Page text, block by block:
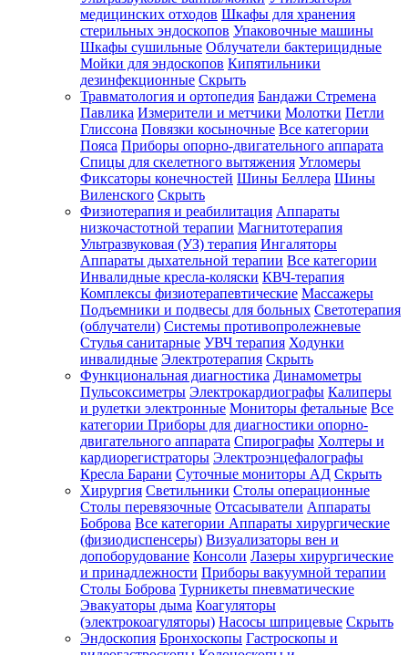
медицинских отходов Шкафы для хранения
стерильных эндоскопов Упаковочные машины
Шкафы сушильные Облучатели бактерицидные
Мойки для эндоскопов Кипятильники
дезинфекционные Скрыть
Травматология и ортопедия Бандажи Стремена
Павлика Измерители и метчики Молотки Петли
Глиссона Повязки косыночные Все категории
Пояса Приборы опорно-двигательного аппарата
Спицы для скелетного вытяжения Угломеры
Фиксаторы конечностей Шины Беллера Шины
Виленского Скрыть
Физиотерапия и реабилитация Аппараты
низкочастотной терапии Магнитотерапия
Ультразвуковая (УЗ) терапия Ингаляторы
Аппараты дыхательной терапии Все категории
Инвалидные кресла-коляски КВЧ-терапия
Комплексы физиотерапевтические Массажеры
Подъемники и подвесы для больных Светотерапия
(облучатели) Системы противопролежневые
Стулья санитарные УВЧ терапия Ходунки
инвалидные Электротерапия Скрыть
Функциональная диагностика Динамометры
Пульсоксиметры Электрокардиографы Калиперы
и рулетки электронные Мониторы фетальные Все
категории Приборы для диагностики опорно-
двигательного аппарата Спирографы Холтеры и
кардиорегистраторы Электроэнцефалографы
Кресла Барани Суточные мониторы АД Скрыть
Хирургия Светильники Столы операционные
Столы перевязочные Отсасыватели Аппараты
Боброва Все категории Аппараты хирургические
(физиодиспенсеры) Визуализаторы вен и
допоборудование Консоли Лазеры хирургические
и принадлежности Приборы вакуумной терапии
Столы Боброва Турникеты пневматические
Эвакуаторы дыма Коагуляторы
(электрокоагуляторы) Насосы шприцевые Скрыть
Эндоскопия Бронхоскопы Гастроскопы и